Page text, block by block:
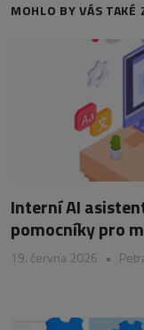
MOHLO BY VÁS TAKÉ
Interní AI
pomocníky pro
19. června 2026 •